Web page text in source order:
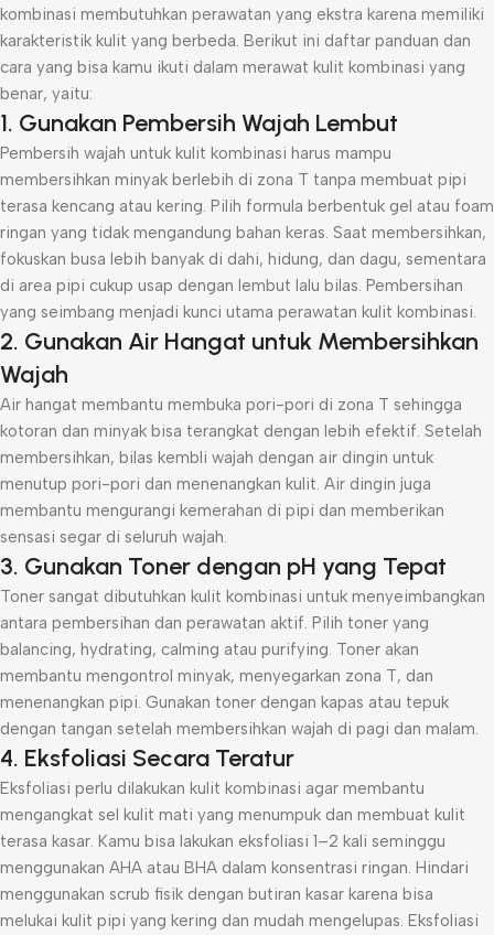
kombinasi membutuhkan perawatan yang ekstra karena memiliki
karakteristik kulit yang berbeda. Berikut ini daftar panduan dan
cara yang bisa kamu ikuti dalam merawat kulit kombinasi yang
benar, yaitu:
1. Gunakan Pembersih Wajah Lembut
Pembersih wajah untuk kulit kombinasi harus mampu
membersihkan minyak berlebih di zona T tanpa membuat pipi
terasa kencang atau kering. Pilih formula berbentuk gel atau foam
ringan yang tidak mengandung bahan keras. Saat membersihkan,
fokuskan busa lebih banyak di dahi, hidung, dan dagu, sementara
di area pipi cukup usap dengan lembut lalu bilas. Pembersihan
yang seimbang menjadi kunci utama perawatan kulit kombinasi.
2. Gunakan Air Hangat untuk Membersihkan
Wajah
Air hangat membantu membuka pori-pori di zona T sehingga
kotoran dan minyak bisa terangkat dengan lebih efektif. Setelah
membersihkan, bilas kembli wajah dengan air dingin untuk
menutup pori-pori dan menenangkan kulit. Air dingin juga
membantu mengurangi kemerahan di pipi dan memberikan
sensasi segar di seluruh wajah.
3. Gunakan Toner dengan pH yang Tepat
Toner sangat dibutuhkan kulit kombinasi untuk menyeimbangkan
antara pembersihan dan perawatan aktif. Pilih toner yang
balancing, hydrating, calming atau purifying. Toner akan
membantu mengontrol minyak, menyegarkan zona T, dan
menenangkan pipi. Gunakan toner dengan kapas atau tepuk
dengan tangan setelah membersihkan wajah di pagi dan malam.
4. Eksfoliasi Secara Teratur
Eksfoliasi perlu dilakukan kulit kombinasi agar membantu
mengangkat sel kulit mati yang menumpuk dan membuat kulit
terasa kasar. Kamu bisa lakukan eksfoliasi 1–2 kali seminggu
menggunakan AHA atau BHA dalam konsentrasi ringan. Hindari
menggunakan scrub fisik dengan butiran kasar karena bisa
melukai kulit pipi yang kering dan mudah mengelupas. Eksfoliasi